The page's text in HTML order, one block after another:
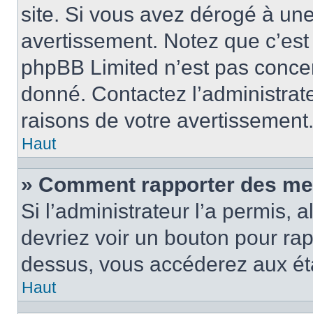
site. Si vous avez dérogé à
avertissement. Notez que
phpBB Limited n’est pas
donné. Contactez
raisons de votre avertissement.
Haut
» Comment rapporter des
Si l’administrateur l’a permis,
devriez voir un bouton pour
dessus, vous accéderez aux
Haut